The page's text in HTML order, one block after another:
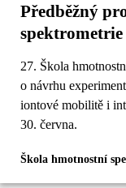
Předběžný
spektrometrie
27. Škola
o návrhu
iontové mobilitě i
30. června.
Škola hmotnostní